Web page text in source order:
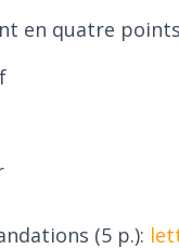
en quatre
(5 p.):